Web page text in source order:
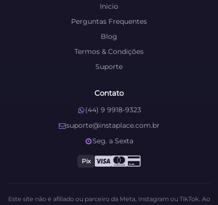
Inicio
Perguntas Frequentes
Blog
Termos & Condições
Suporte
Contato
(44) 9 9918-9323
suporte@instaplace.com.br
Seg. a Sexta
Pix
Este site não é afiliado ou parceiro da Meta, Instagram ou TikTok. Ao